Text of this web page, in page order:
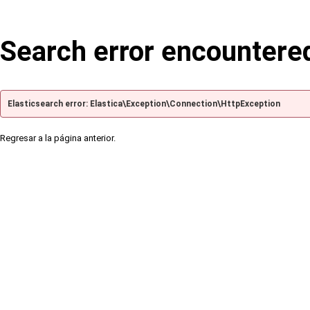
Search error
Elasticsearch error: Elastica\Exception\Connection\HttpException
Regresar a la página anterior.